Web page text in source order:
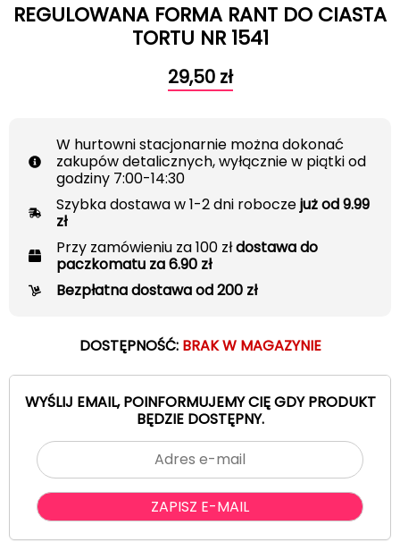
REGULOWANA FORMA RANT DO CIASTA
TORTU NR 1541
29,50 zł
W hurtowni stacjonarnie można dokonać
zakupów detalicznych, wyłącznie w piątki od
godziny 7:00-14:30
Szybka dostawa w 1-2 dni roboczejuż od 9.99
zł
Przy zamówieniu za 100 złdostawa do
paczkomatu za 6.90 zł
Bezpłatna dostawa od 200 zł
DOSTĘPNOŚĆ: BRAK W MAGAZYNIE
WYŚLIJ EMAIL, POINFORMUJEMY CIĘ GDY PRODUKT
BĘDZIE DOSTĘPNY.